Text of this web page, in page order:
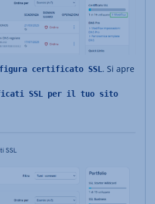
certificato SSL. Si apre
SSL per il tuo sito